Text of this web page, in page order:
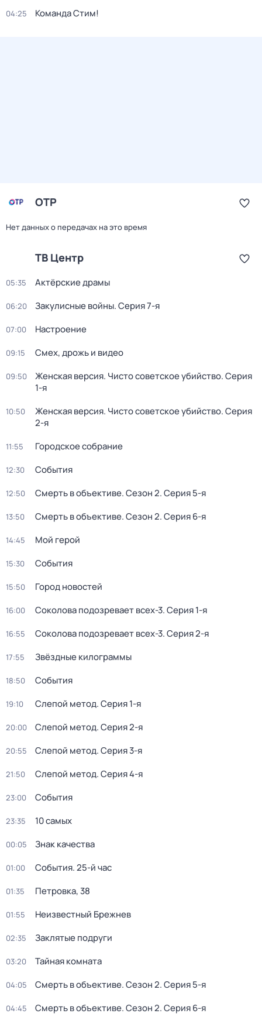
04:25 Команда Стим!
ОТР
Нет данных о передачах на это время
ТВ Центр
05:35 Актёрские драмы
06:20 Закулисные войны. Серия 7-я
07:00 Настроение
09:15 Смех, дрожь и видео
09:50 Женская версия. Чисто советское убийство. Серия
1-я
10:50 Женская версия. Чисто советское убийство. Серия
2-я
11:55 Городское собрание
12:30 События
12:50 Смерть в объективе. Сезон 2. Серия 5-я
13:50 Смерть в объективе. Сезон 2. Серия 6-я
14:45 Мой герой
15:30 События
15:50 Город новостей
16:00 Соколова подозревает всех-3. Серия 1-я
16:55 Соколова подозревает всех-3. Серия 2-я
17:55 Звёздные килограммы
18:50 События
19:10 Слепой метод. Серия 1-я
20:00 Слепой метод. Серия 2-я
20:55 Слепой метод. Серия 3-я
21:50 Слепой метод. Серия 4-я
23:00 События
23:35 10 самых
00:05 Знак качества
01:00 События. 25-й час
01:35 Петровка, 38
01:55 Неизвестный Брежнев
02:35 Заклятые подруги
03:20 Тайная комната
04:05 Смерть в объективе. Сезон 2. Серия 5-я
04:45 Смерть в объективе. Сезон 2. Серия 6-я